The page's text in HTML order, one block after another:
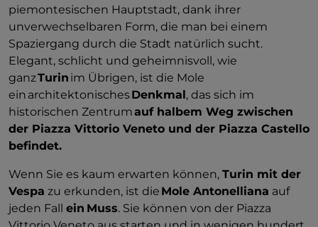
piemontesischen Hauptstadt, dank ihrer
unverwechselbaren Form, die man bei einem
Spaziergang durch die Stadt natürlich sucht.
Elegant, schlicht und geheimnisvoll, wie
ganzTurin im Übrigen, ist die Mole
ein architektonischesDenkmal, das sich im
historischen Zentrumauf halbem Weg zwischen
der Piazza Vittorio Veneto und der Piazza Castello
befindet.
Wenn Sie es kaum erwarten können, Turin mit der
Vespa zu erkunden, ist die Mole Antonelliana auf
jeden Fall ein Muss. Sie können von der Piazza